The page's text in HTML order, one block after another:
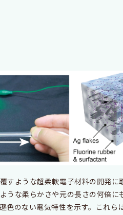
すような超柔軟電子材料の開発に
うな柔らかさや元の長さの何倍に
色のない電気特性を示す。これら